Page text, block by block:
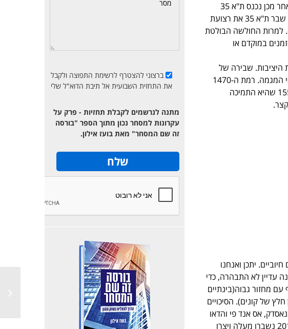
שיא כול הזמנים במדד ת"א 35 היה ברמה של 1728 והתקבל בסוף יולי 2015. לאחר מכן נכנס ת"א 35
לדשדוש ובשנים 2016 ו-2017 והיה יציב מאוד בתחום 1380-1475. בסוף 2017 שבר ת"א 35 את רצועת
השיא הזה. למרות החולשה הבולטת
הזמנים במוקדם או
התחתון של רצועת היציבות. שבירה של
רמת ה-1380 מטה לא אמורה להתרחש וירידה מתחתיה עשויה להצביע על שינוי המגמה. רמת ה-1470
שהיא החלק העליון של רצועת היציבות ומשמשת תמיכה משמעותית ורמת ה-1550 שהיא התמיכה
יתכן ואנחנו
עדיין לא התבהרה, כדי
מחזור גבוה(בינתיים
שאין חלץ של קונים). הסיכויים
אס אנד פי והדאו
גונס הוא אחוזים בודדים בלבד וגם מכיוון שהשיאים של הרבעון האחרון בשנת 2018 נשברו מעלה ויצרו
ברצוני להצטרף לרשימת התפוצה ולקבל
את התחזית השבועית אל תיבת הדוא"ל שלי
מתנה לנרשמים לקבלת תחזיות - פרק על
עקרונות למסחר נכון מתוך הספר "בורסה
זה שם המסחר" מאת בועז אילון.